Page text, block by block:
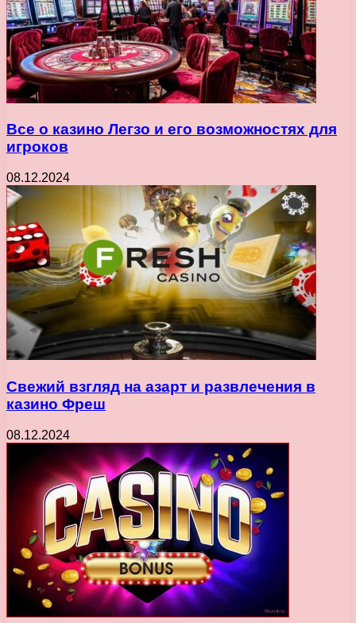
Все о казино Легзо и его возможностях для
игроков
08.12.2024
Свежий взгляд на азарт и развлечения в
казино Фреш
08.12.2024